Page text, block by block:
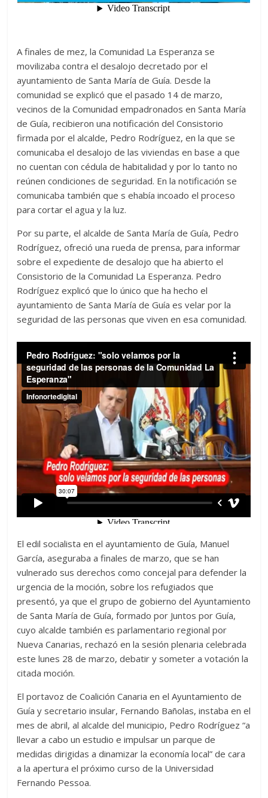
A finales de mez, la Comunidad La Esperanza se
movilizaba contra el desalojo decretado por el
ayuntamiento de Santa María de Guía. Desde la
comunidad se explicó que el pasado 14 de marzo,
vecinos de la Comunidad empadronados en Santa María
de Guía, recibieron una notificación del Consistorio
firmada por el alcalde, Pedro Rodríguez, en la que se
comunicaba el desalojo de las viviendas en base a que
no cuentan con cédula de habitalidad y por lo tanto no
reúnen condiciones de seguridad. En la notificación se
comunicaba también que s ehabía incoado el proceso
para cortar el agua y la luz.
Por su parte, el alcalde de Santa María de Guía, Pedro
Rodríguez, ofreció una rueda de prensa, para informar
sobre el expediente de desalojo que ha abierto el
Consistorio de la Comunidad La Esperanza. Pedro
Rodríguez explicó que lo único que ha hecho el
ayuntamiento de Santa María de Guía es velar por la
seguridad de las personas que viven en esa comunidad.
El edil socialista en el ayuntamiento de Guía, Manuel
García, aseguraba a finales de marzo, que se han
vulnerado sus derechos como concejal para defender la
urgencia de la moción, sobre los refugiados que
presentó, ya que el grupo de gobierno del Ayuntamiento
de Santa María de Guía, formado por Juntos por Guía,
cuyo alcalde también es parlamentario regional por
Nueva Canarias, rechazó en la sesión plenaria celebrada
este lunes 28 de marzo, debatir y someter a votación la
citada moción.
El portavoz de Coalición Canaria en el Ayuntamiento de
Guía y secretario insular, Fernando Bañolas, instaba en el
mes de abril, al alcalde del municipio, Pedro Rodríguez “a
llevar a cabo un estudio e impulsar un parque de
medidas dirigidas a dinamizar la economía local” de cara
a la apertura el próximo curso de la Universidad
Fernando Pessoa.